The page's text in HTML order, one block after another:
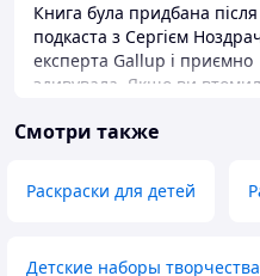
Книга була придбана після
подкаста з Сергієм
експерта Gallup і приємно
здивувала. Якщо ви
дисциплінованими», то
працювати продуктивніше
постійного виснаження,
Смотри также
Раскраски для детей
Детские наборы творчества